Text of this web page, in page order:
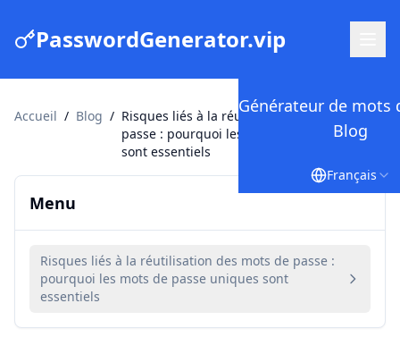
PasswordGenerator.vip
Générateur de mots
Blog
Français
Accueil / Blog / Risques liés à la réutilisation des mots de
passe : pourquoi les mots de passe uniques
sont essentiels
Menu
Risques liés à la réutilisation des mots de passe :
pourquoi les mots de passe uniques sont
essentiels